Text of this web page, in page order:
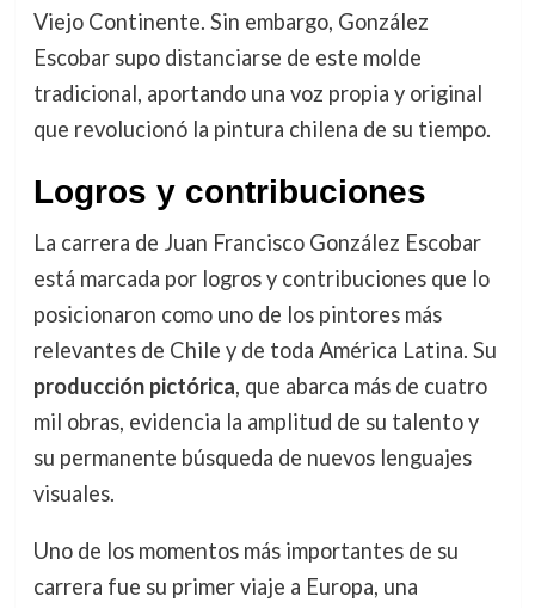
Viejo Continente. Sin embargo, González
Escobar supo distanciarse de este molde
tradicional, aportando una voz propia y original
que revolucionó la pintura chilena de su tiempo.
Logros y contribuciones
La carrera de Juan Francisco González Escobar
está marcada por logros y contribuciones que lo
posicionaron como uno de los pintores más
relevantes de Chile y de toda América Latina. Su
producción pictórica, que abarca más de cuatro
mil obras, evidencia la amplitud de su talento y
su permanente búsqueda de nuevos lenguajes
visuales.
Uno de los momentos más importantes de su
carrera fue su primer viaje a Europa, una